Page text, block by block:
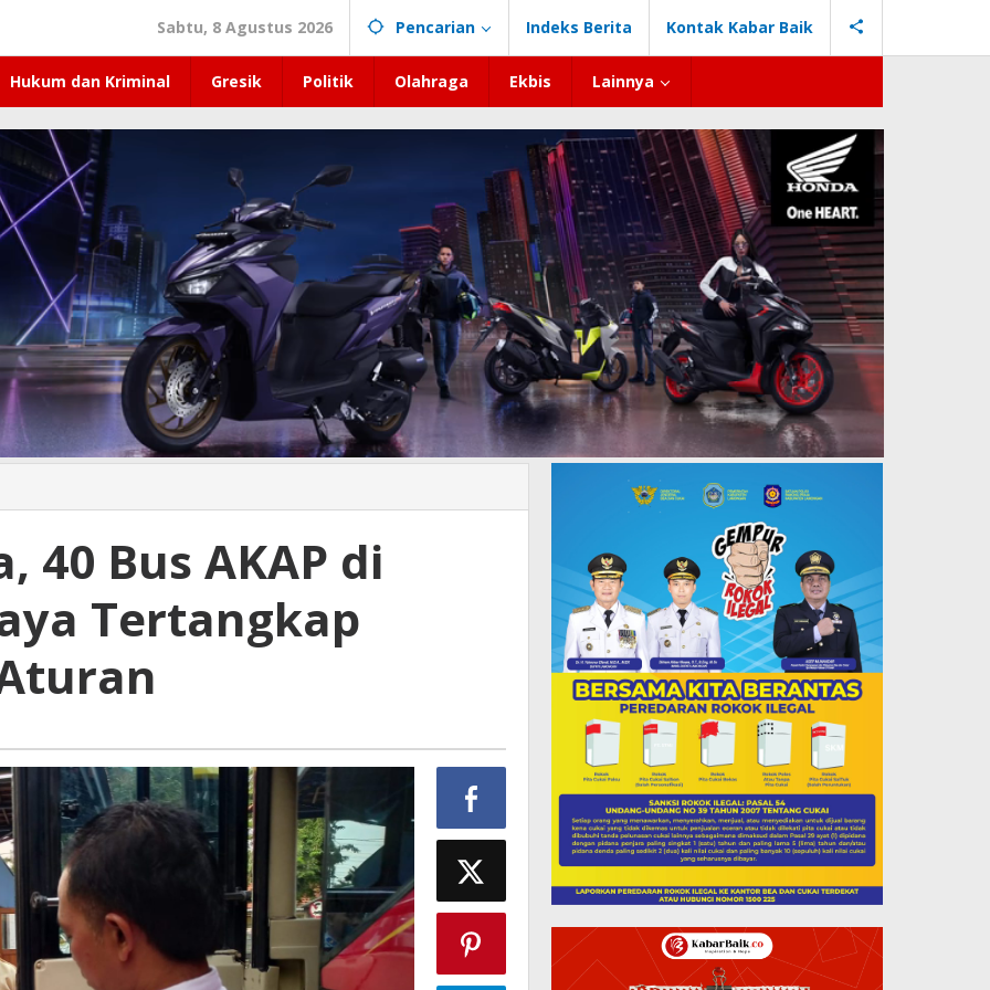
Sabtu, 8 Agustus 2026 Pencarian Indeks Berita Kontak Kabar Baik
Hukum dan Kriminal Gresik Politik Olahraga Ekbis Lainnya
40 Bus AKAP di
Tertangkap